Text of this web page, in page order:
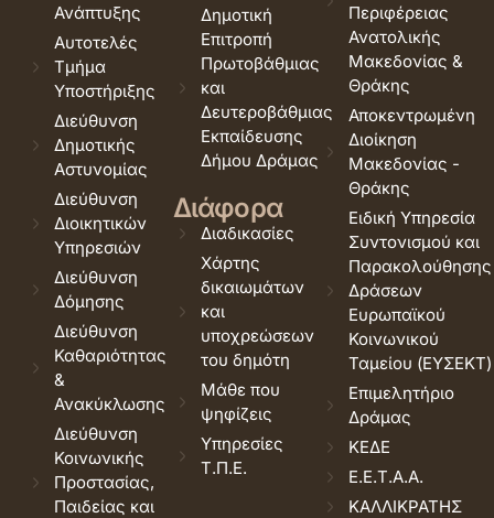
Ανάπτυξης
Αυτοτελές
Τμήμα
Υποστήριξης
Διεύθυνση
Δημοτικής
Αστυνομίας
Διεύθυνση
Διοικητικών
Υπηρεσιών
Διεύθυνση
Δόμησης
Διεύθυνση
Καθαριότητας
&
Ανακύκλωσης
Διεύθυνση
Κοινωνικής
Προστασίας,
Παιδείας και
Δημοτική
Επιτροπή
Πρωτοβάθμιας
και
Δευτεροβάθμιας
Εκπαίδευσης
Δήμου Δράμας
Διάφορα
Διαδικασίες
Χάρτης
δικαιωμάτων
και
υποχρεώσεων
του δημότη
Μάθε που
ψηφίζεις
Υπηρεσίες
Τ.Π.Ε.
Περιφέρειας
Ανατολικής
Μακεδονίας &
Θράκης
Αποκεντρωμένη
Διοίκηση
Μακεδονίας -
Θράκης
Ειδική Υπηρεσία
Συντονισμού και
Παρακολούθησης
Δράσεων
Ευρωπαϊκού
Κοινωνικού
Ταμείου (ΕΥΣΕΚΤ)
Επιμελητήριο
Δράμας
ΚΕΔΕ
Ε.Ε.Τ.Α.Α.
ΚΑΛΛΙΚΡΑΤΗΣ